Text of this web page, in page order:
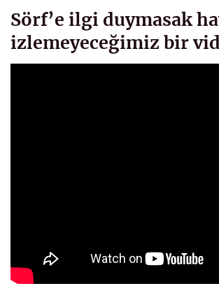
Sörf’e ilgi duymasak
izlemeyeceğimiz bir